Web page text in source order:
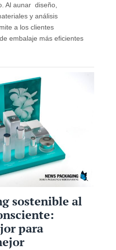
Al aunar diseño,
y análisis
a los clientes
embalaje más eficientes
sostenible al
para